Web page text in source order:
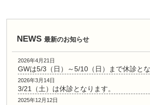
NEWS 最新のお知らせ
2026年4月21日
GWは5/3（日）～5/10（日）まで休診とな
2026年3月14日
3/21（土）は休診となります。
2025年12月12日